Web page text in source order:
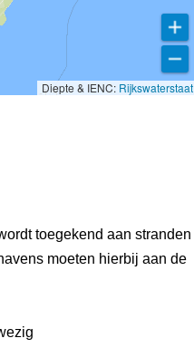
Diepte & IENC: Rijkswaterstaat
toegekend aan stranden
moeten hierbij aan de